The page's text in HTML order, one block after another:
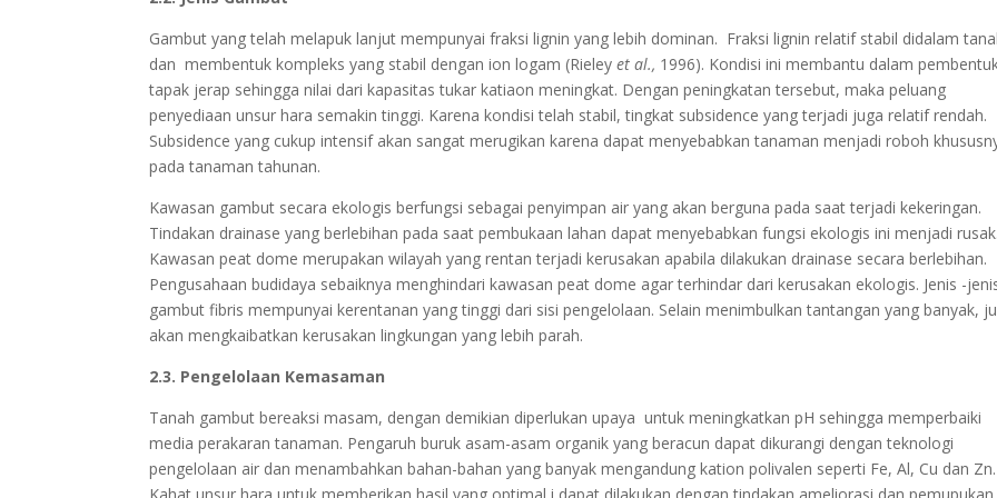
Gambut yang telah melapuk lanjut mempunyai fraksi lignin yang lebih dominan. Fraksi lignin relatif stabil didalam
dan membentuk kompleks yang stabil dengan ion logam (Rieleyet al., 1996). Kondisi ini membantu dalam
tapak jerap sehingga nilai dari kapasitas tukar katiaon meningkat. Dengan peningkatan tersebut, maka peluang
penyediaan unsur hara semakin tinggi. Karena kondisi telah stabil, tingkat subsidence yang terjadi juga relatif rendah.
Subsidence yang cukup intensif akan sangat merugikan karena dapat menyebabkan tanaman menjadi roboh
pada tanaman tahunan.
Kawasan gambut secara ekologis berfungsi sebagai penyimpan air yang akan berguna pada saat terjadi kekeringan.
Tindakan drainase yang berlebihan pada saat pembukaan lahan dapat menyebabkan fungsi ekologis ini menjadi
Kawasan peat dome merupakan wilayah yang rentan terjadi kerusakan apabila dilakukan drainase secara berlebihan.
Pengusahaan budidaya sebaiknya menghindari kawasan peat dome agar terhindar dari kerusakan ekologis. Jenis -
gambut fibris mempunyai kerentanan yang tinggi dari sisi pengelolaan. Selain menimbulkan tantangan yang banyak,
akan mengkaibatkan kerusakan lingkungan yang lebih parah.
2.3. Pengelolaan Kemasaman
Tanah gambut bereaksi masam, dengan demikian diperlukan upaya untuk meningkatkan pH sehingga memperbaiki
media perakaran tanaman. Pengaruh buruk asam-asam organik yang beracun dapat dikurangi dengan teknologi
pengelolaan air dan menambahkan bahan-bahan yang banyak mengandung kation polivalen seperti Fe, Al, Cu dan Zn.
Kahat unsur hara untuk memberikan hasil yang optimal i dapat dilakukan dengan tindakan ameliorasi dan pemupukan.